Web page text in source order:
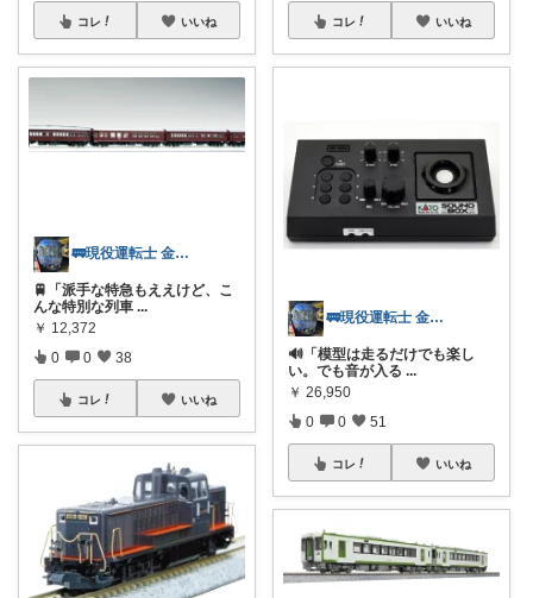
コレ いいね
🚃現役運転士 金魚🐠
🚆「派手な特急もええけど、こ
んな特別な列車 ...
￥ 12,372
0 0 38
コレ いいね
コレ いいね
🚃現役運転士 金魚🐠
🔊「模型は走るだけでも楽し
い。でも音が入る ...
￥ 26,950
0 0 51
コレ いいね